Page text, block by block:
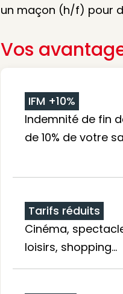
un maçon (h/f) pour
Vos
IFM +10%
Indemnité de fin
de 10% de votre
Tarifs réduits
Cinéma,
loisirs, shopping...